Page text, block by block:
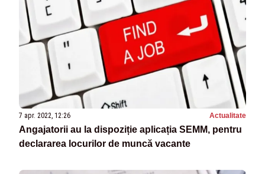
7 apr. 2022, 12:26 Actualitate
Angajatorii au la dispoziție aplicația SEMM, pentru
declararea locurilor de muncă vacante